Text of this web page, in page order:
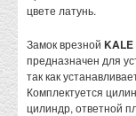
цвете латунь.
Замок врезной KALE
предназначен для
так как
Комплектуется
цилиндр, ответной